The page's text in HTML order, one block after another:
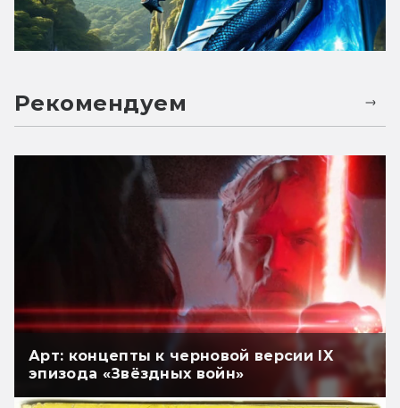
Рекомендуем
Арт: концепты к черновой версии IX
эпизода «Звёздных войн»